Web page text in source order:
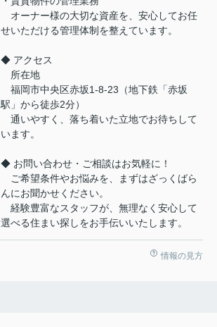
オーナー様の大切な資産を、安心してお任
せいただける管理体制を整えています。
◆ アクセス
所在地
福岡市中央区赤坂1-8-23（地下鉄「赤坂
駅」から徒歩2分）
通いやすく、落ち着いた立地でお待ちして
います。
◆ お問い合わせ・ご相談はお気軽に！
ご希望条件やお悩みを、まずはざっくばら
んにお聞かせください。
経験豊富なスタッフが、無理なく安心して
選べる住まい探しをお手伝いいたします。
情報の見方